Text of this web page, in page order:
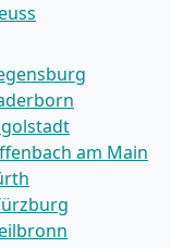
am Main